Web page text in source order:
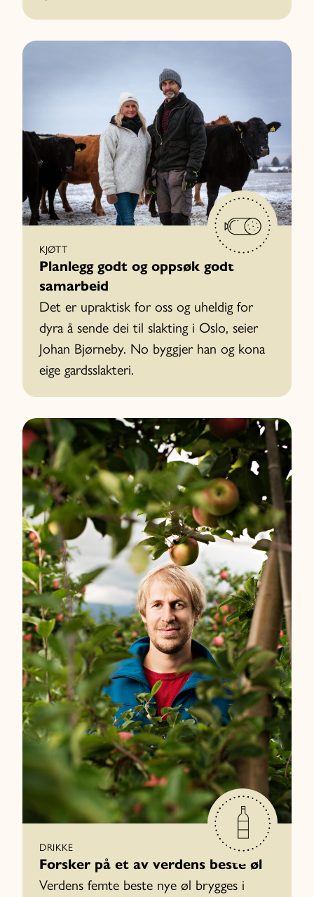
KJØTT
Planlegg godt og oppsøk godt
samarbeid
Det er upraktisk for oss og uheldig for
dyra å sende dei til slakting i Oslo, seier
Johan Bjørneby. No byggjer han og kona
eige gardsslakteri.
DRIKKE
Forsker på et av verdens beste øl
Verdens femte beste nye øl brygges i